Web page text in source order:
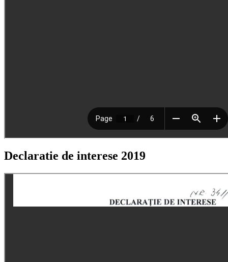
Declaratie de interese 2019